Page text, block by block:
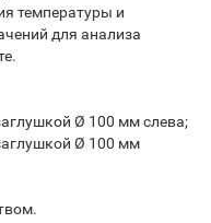
температуры и
для анализа
Ø 100 мм слева;
Ø 100 мм